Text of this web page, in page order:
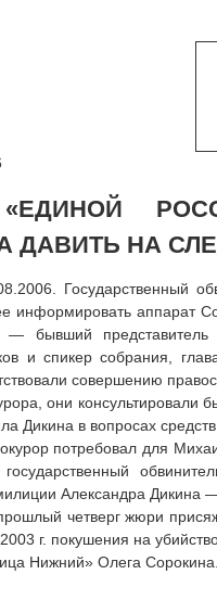
ДАВИТЬ НА
Государственный
информировать аппарат
бывший представитель
и спикер собрания,
совершению
они консультировали
Дикина в вопросах
потребовал для
Александра Дикина
четверг жюри
г. покушения на
Нижний» Олега Сорокина.